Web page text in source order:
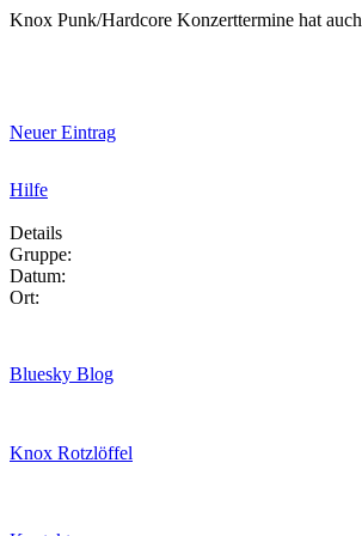
Knox Punk/Hardcore Konzerttermine hat
Neuer Eintrag
Hilfe
Details
Gruppe:
Datum:
Ort:
Bluesky Blog
Knox Rotzlöffel